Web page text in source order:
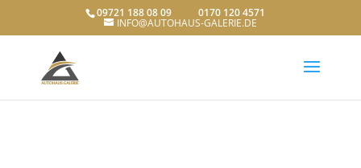
09721 188 08 09 0170 120 4571
INFO@AUTOHAUS-GALERIE.DE